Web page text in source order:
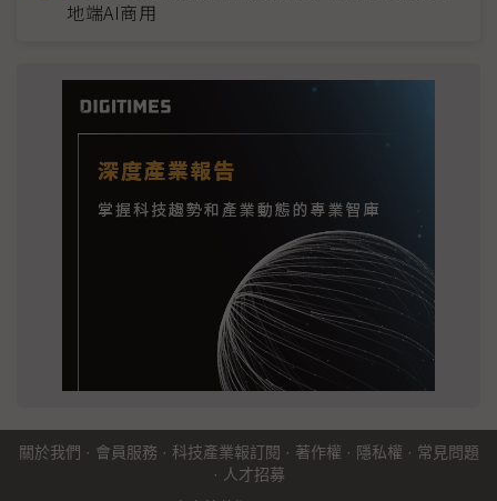
地端AI商用
關於我們 · 會員服務 · 科技產業報訂閱 · 著作權 · 隱私權 · 常見問題
· 人才招募